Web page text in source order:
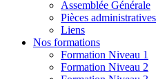
Assemblée Générale
Pièces administratives
Liens
Nos formations
Formation Niveau 1
Formation Niveau 2